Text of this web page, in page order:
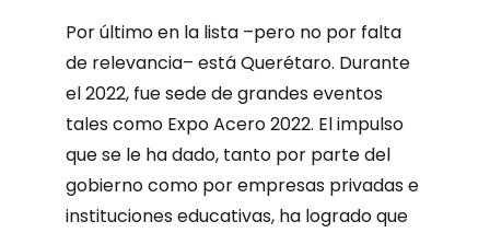
Por último en la lista –pero no por falta
de relevancia– está Querétaro. Durante
el 2022, fue sede de grandes eventos
tales como Expo Acero 2022. El impulso
que se le ha dado, tanto por parte del
gobierno como por empresas privadas e
instituciones educativas, ha logrado que